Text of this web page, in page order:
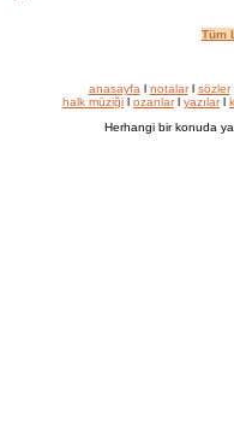
Tüm
anasayfa l notalarl sözler
halk müziği l ozanlarl yazılarl
Herhangi bir konuda